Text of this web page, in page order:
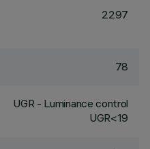
2297
78
UGR - Luminance control
UGR<19